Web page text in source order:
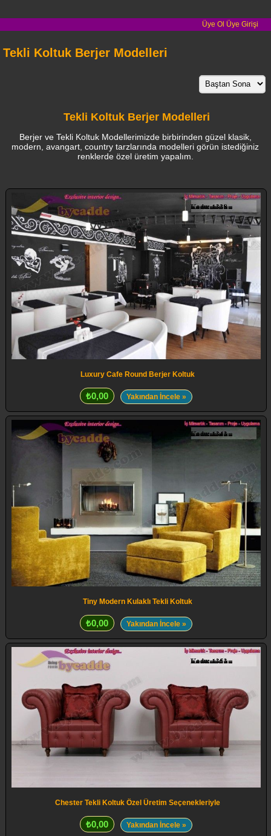
Üye Ol Üye Girişi
Tekli Koltuk Berjer Modelleri
Tekli Koltuk Berjer Modelleri
Berjer ve Tekli Koltuk Modellerimizde birbirinden güzel klasik,
modern, avangart, country tarzlarında modelleri görün istediğiniz
renklerde özel üretim yapalım.
Luxury Cafe Round Berjer Koltuk
₺0,00 Yakından İncele »
Tiny Modern Kulaklı Tekli Koltuk
₺0,00 Yakından İncele »
Chester Tekli Koltuk Özel Üretim Seçenekleriyle
₺0,00 Yakından İncele »